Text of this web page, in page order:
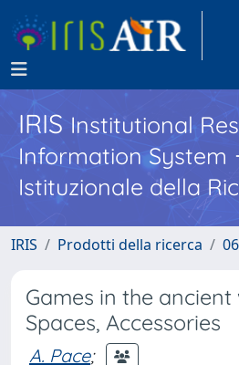
IRISInstitutional
Information System
Istituzionale della
IRIS Prodotti della ricerca
Games in the ancient
Spaces, Accessories
A. Pace;